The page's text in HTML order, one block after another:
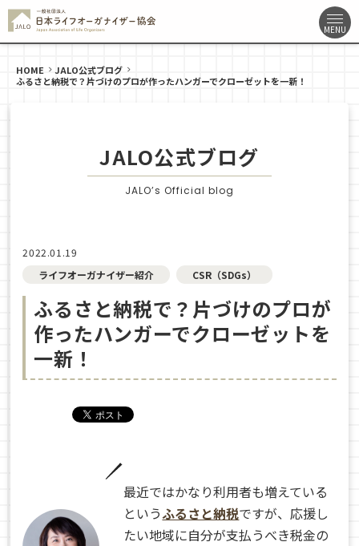
HOME
JALO公式ブログ
ふるさと納税で？片づけのプロが作ったハンガーでクローゼットを一新！
JALO公式ブログ
JALO’s Official blog
2022.01.19
ライフオーガナイザー紹介
CSR（SDGs）
ふるさと納税で？片づけのプロが
作ったハンガーでクローゼットを
一新！
最近ではかなり利用者も増えている
というふるさと納税ですが、応援し
たい地域に自分が支払うべき税金の